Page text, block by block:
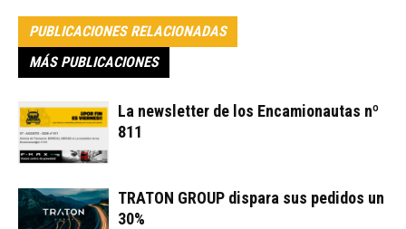
PUBLICACIONES RELACIONADAS
MÁS PUBLICACIONES
La newsletter de los Encamionautas nº
811
TRATON GROUP dispara sus pedidos un
30%